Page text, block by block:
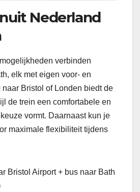
Nederland
verbinden
elk met eigen voor- en
Bristol of Londen biedt de
de trein een comfortabele en
vormt. Daarnaast kun je
maximale flexibiliteit tijdens
Bristol Airport + bus naar Bath